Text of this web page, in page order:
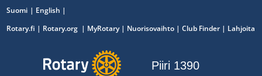
Suomi
English
Rotary.fi | Rotary.org | MyRotary| Nuorisovaihto | Club Finder | Lahjoita
Piiri 1390